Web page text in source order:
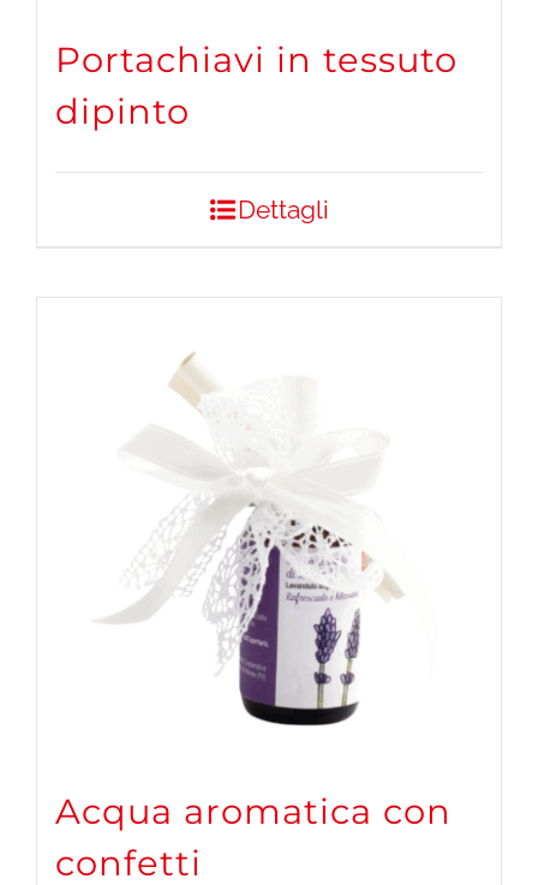
Portachiavi in tessuto
dipinto
Dettagli
Acqua aromatica con
confetti